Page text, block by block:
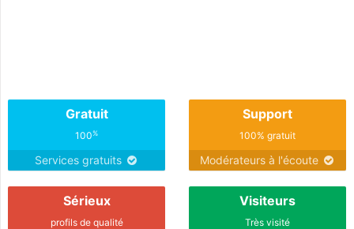
Gratuit
100%
Services gratuits
Support
100% gratuit
Modérateurs à l'écoute
Sérieux
profils de qualité
Visiteurs
Très visité